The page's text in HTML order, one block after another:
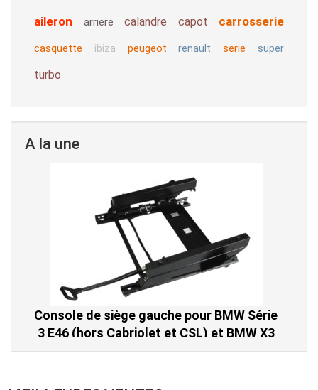
aileron arriere calandre capot carrosserie
casquette ibiza peugeot renault serie super
turbo
A la une
Console de siège gauche pour BMW Série
3 E46 (hors Cabriolet et CSL) et BMW X3
E83 (2004-2010)